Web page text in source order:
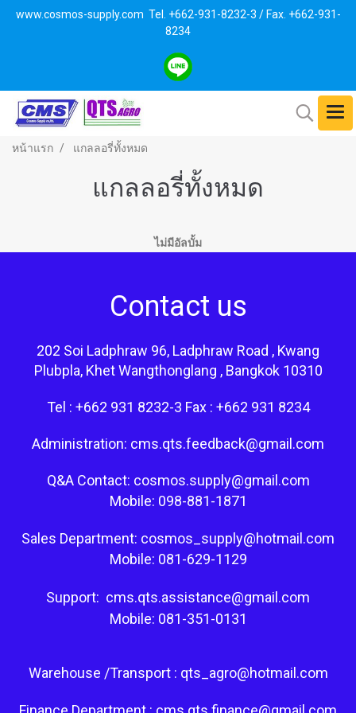
www.cosmos-supply.com Tel. +662-931-8232-3 / Fax. +662-931-
8234
หน้าแรก แกลลอรี่ทั้งหมด
แกลลอรี่ทั้งหมด
ไม่มีอัลบั้ม
Contact us
202 Soi Ladphraw 96, Ladphraw Road , Kwang
Plubpla, Khet Wangthonglang , Bangkok 10310
Tel : +662 931 8232-3 Fax : +662 931 8234
Administration: cms.qts.feedback@gmail.com
Q&A Contact: cosmos.supply@gmail.com
Mobile: 098-881-1871
Sales Department: cosmos_supply@hotmail.com
Mobile: 081-629-1129
Support: cms.qts.assistance@gmail.com
Mobile: 081-351-0131
Warehouse /Transport : qts_agro@hotmail.com